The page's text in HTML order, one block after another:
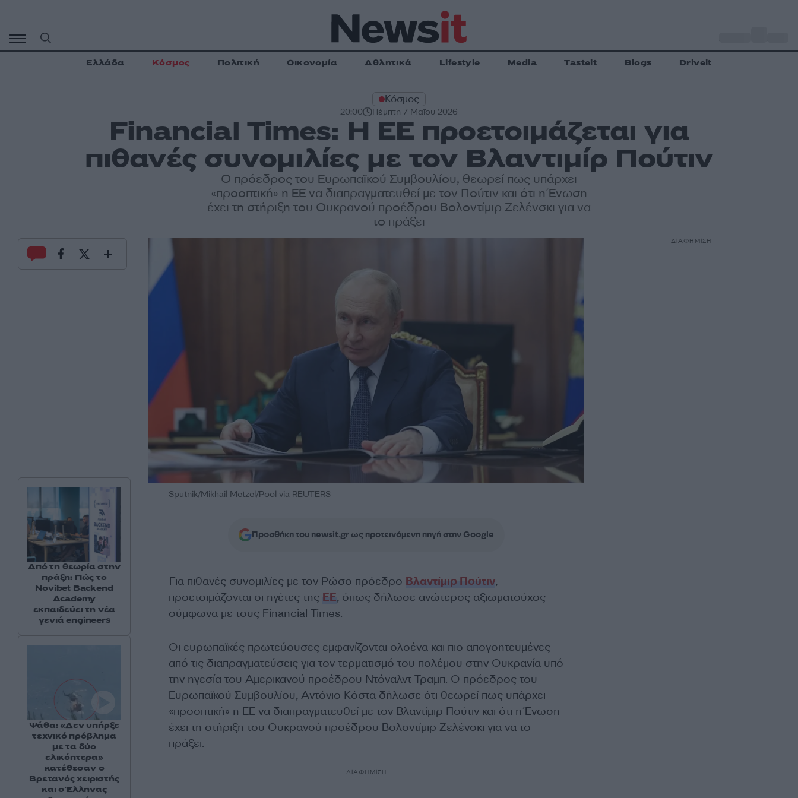
περιεχόμενο
Ελλάδα Κόσμος Πολιτική Οικονομία Αθλητικά Lifestyle Media Tasteit Blogs Driveit
Κόσμος
20:00 Πέμπτη 7 Μαΐου 2026
Financial Times: Η ΕΕ προετοιμάζεται για
πιθανές συνομιλίες με τον Βλαντιμίρ Πούτιν
Ο πρόεδρος του Ευρωπαϊκού Συμβουλίου, θεωρεί πως υπάρχει
«προοπτική» η ΕΕ να διαπραγματευθεί με τον Πούτιν και ότι η Ένωση
έχει τη στήριξη του Ουκρανού προέδρου Βολοντίμιρ Ζελένσκι για να
το πράξει
Sputnik/Mikhail Metzel/Pool via REUTERS
Προσθήκη του newsit.gr ως προτεινόμενη πηγή στην Google
Για πιθανές συνομιλίες με τον Ρώσο πρόεδρο Βλαντίμιρ Πούτιν,
προετοιμάζονται οι ηγέτες της ΕΕ, όπως δήλωσε ανώτερος αξιωματούχος
σύμφωνα με τους Financial Times.
Οι ευρωπαϊκές πρωτεύουσες εμφανίζονται ολοένα και πιο απογοητευμένες
από τις διαπραγματεύσεις για τον τερματισμό του πολέμου στην Ουκρανία υπό
την ηγεσία του Αμερικανού προέδρου Ντόναλντ Τραμπ. Ο πρόεδρος του
Ευρωπαϊκού Συμβουλίου, Αντόνιο Κόστα δήλωσε ότι θεωρεί πως υπάρχει
«προοπτική» η ΕΕ να διαπραγματευθεί με τον Βλαντίμιρ Πούτιν και ότι η Ένωση
έχει τη στήριξη του Ουκρανού προέδρου Βολοντίμιρ Ζελένσκι για να το
πράξει.
ΔΙΑΦΗΜΙΣΗ
Από τη θεωρία στην
πράξη: Πώς το
Novibet Backend
Academy
εκπαιδεύει τη νέα
γενιά engineers
Ψάθα: «Δεν υπήρξε
τεχνικό πρόβλημα
με τα δύο
ελικόπτερα»
κατέθεσαν ο
Βρετανός χειριστής
και ο Έλληνας
ΔΙΑΦΗΜΙΣΗ